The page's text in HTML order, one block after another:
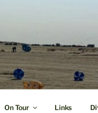
On Tour Links